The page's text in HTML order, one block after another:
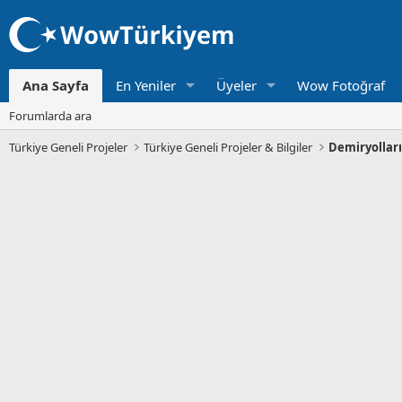
Ana Sayfa En Yeniler Üyeler Wow Fotoğraf
Forumlarda ara
Türkiye Geneli Projeler
Türkiye Geneli Projeler & Bilgiler Demiryolları